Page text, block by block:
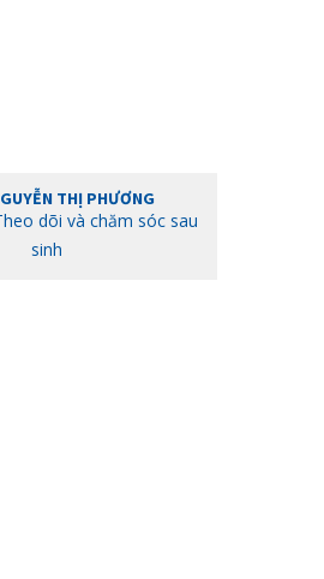
THỊ PHƯƠNG
dõi và chăm sóc sau
sinh